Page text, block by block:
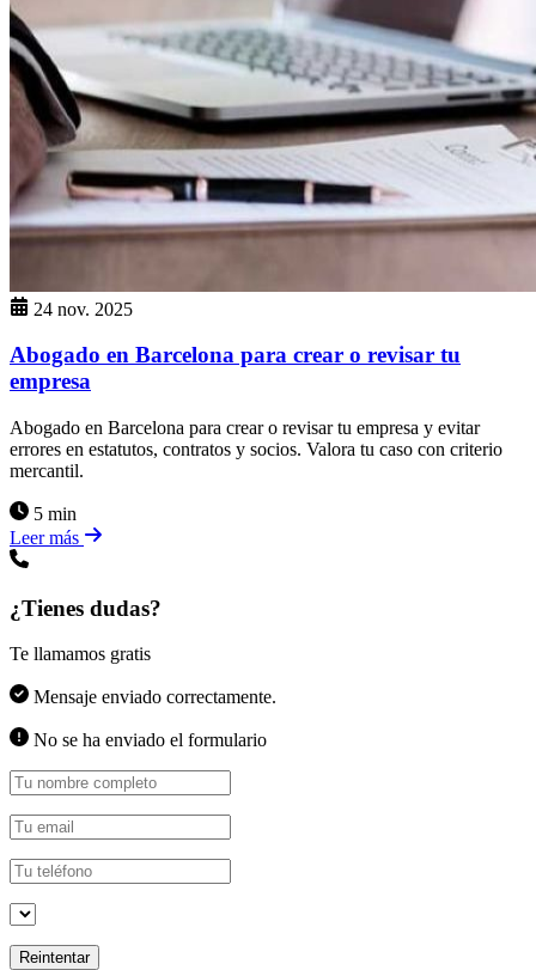
24 nov. 2025
Abogado en Barcelona para crear o revisar tu
empresa
Abogado en Barcelona para crear o revisar tu empresa y evitar
errores en estatutos, contratos y socios. Valora tu caso con criterio
mercantil.
5 min
Leer más
¿Tienes dudas?
Te llamamos gratis
Mensaje enviado correctamente.
No se ha enviado el formulario
Reintentar